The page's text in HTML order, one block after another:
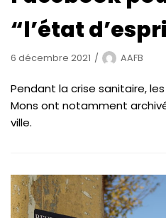
“l’état
6 décembre 2021 AAFB
Pendant la crise sanitaire,
Mons ont notamment
ville.